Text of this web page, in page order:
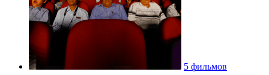
5 фильмов